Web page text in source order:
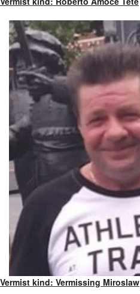
Vermist kind: Vermissing Miroslaw